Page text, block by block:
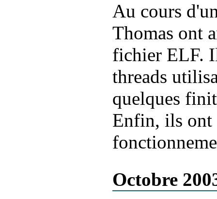
Au cours
Thomas ont
fichier ELF.
threads
quelques
Enfin, ils ont
Octobre